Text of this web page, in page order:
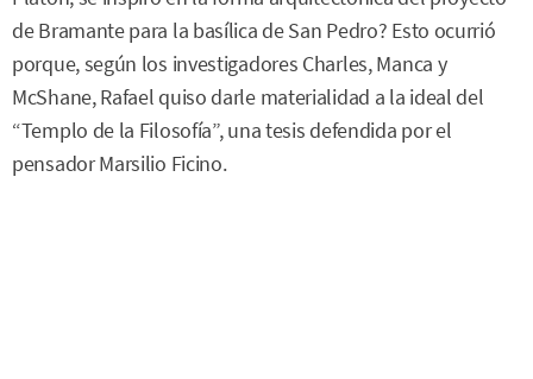
de Bramante para la basílica de San Pedro? Esto ocurrió
porque, según los investigadores Charles, Manca y
McShane, Rafael quiso darle materialidad a la ideal del
“Templo de la Filosofía”, una tesis defendida por el
pensador Marsilio Ficino.